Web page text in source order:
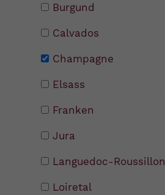
Burgund
Calvados
Champagne
Elsass
Franken
Jura
Languedoc-Roussillon
Loiretal